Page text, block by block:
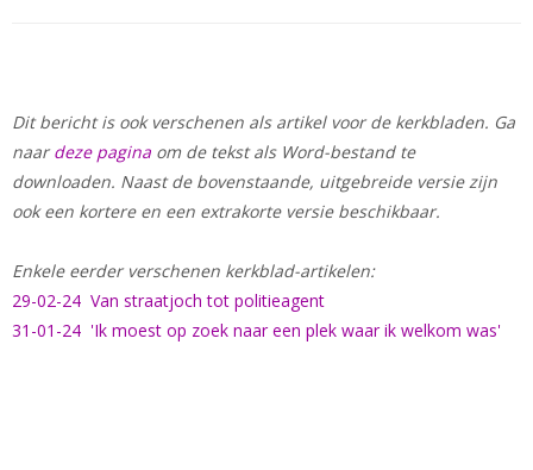
Dit bericht is ook verschenen als artikel voor de kerkbladen. Ga
naardeze pagina om de tekst als Word-bestand te
downloaden. Naast de bovenstaande, uitgebreide versie zijn
ook een kortere en een extrakorte versie beschikbaar.
Enkele eerder verschenen kerkblad-artikelen:
29-02-24 Van straatjoch tot politieagent
31-01-24 'Ik moest op zoek naar een plek waar ik welkom was'